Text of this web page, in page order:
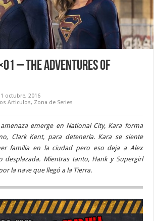
– The Adventures of
octubre, 2016
Articulos, Zona de Series
emerge en National City, Kara forma
Clark Kent, para detenerla. Kara se siente
familia en la ciudad pero eso deja a Alex
desplazada. Mientras tanto, Hank y Supergirl
la nave que llegó a la Tierra.